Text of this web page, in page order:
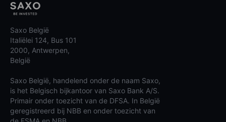
Saxo België
Italiëlei 124, Bus 101
2000, Antwerpen,
België
Saxo België, handelend onder de naam Saxo,
is het Belgisch bijkantoor van Saxo Bank A/S.
Primair onder toezicht van de DFSA. In België
geregistreerd bij NBB en onder toezicht van